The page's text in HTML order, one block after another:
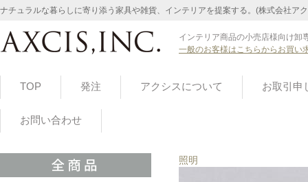
ナチュラルな暮らしに寄り添う家具や雑貨、インテリアを提案する。(株式会社ア
インテリア商品の小売店様向け卸
一般のお客様はこちらからお買い
TOP 発注 アクシスについて お取引申
お問い合わせ
照明